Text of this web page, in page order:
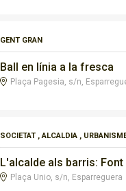
GENT GRAN
Ball en línia a la fresca
Plaça Pagesia, s/n,
SOCIETAT ,ALCALDIA ,
L'alcalde als barris: Font
Plaça Unio, s/n, Esparreguera